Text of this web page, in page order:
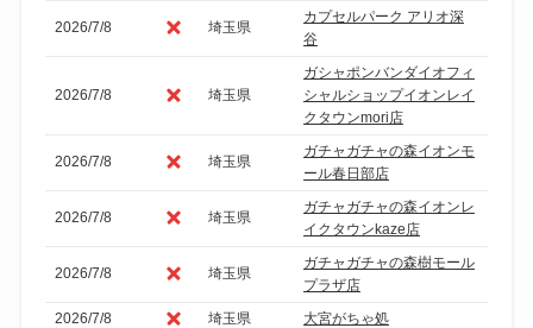
2026/7/8 埼玉県
カプセルパーク アリオ深
谷
2026/7/8 埼玉県
ガシャポンバンダイオフィ
シャルショップイオンレイ
クタウンmori店
2026/7/8 埼玉県
ガチャガチャの森イオンモ
ール春日部店
2026/7/8 埼玉県
ガチャガチャの森イオンレ
イクタウンkaze店
2026/7/8 埼玉県
ガチャガチャの森樹モール
プラザ店
2026/7/8
埼玉県
大宮がちゃ処